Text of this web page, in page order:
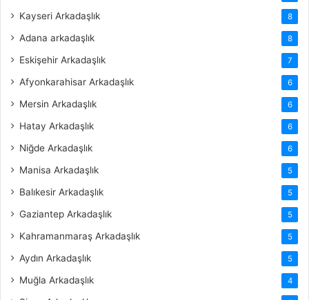
Kayseri Arkadaşlık 8
Adana arkadaşlık 8
Eskişehir Arkadaşlık 7
Afyonkarahisar Arkadaşlık 6
Mersin Arkadaşlık 6
Hatay Arkadaşlık 6
Niğde Arkadaşlık 6
Manisa Arkadaşlık 5
Balıkesir Arkadaşlık 5
Gaziantep Arkadaşlık 5
Kahramanmaraş Arkadaşlık 5
Aydın Arkadaşlık 5
Muğla Arkadaşlık 4